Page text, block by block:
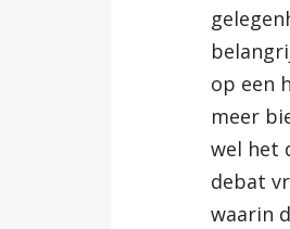
op een
meer
wel het
debat
waarin